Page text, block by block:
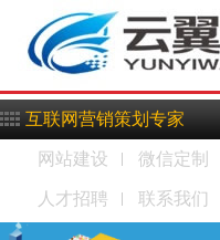
互联网营销策划专家
网站建设 微信定制
人才招聘 联系我们